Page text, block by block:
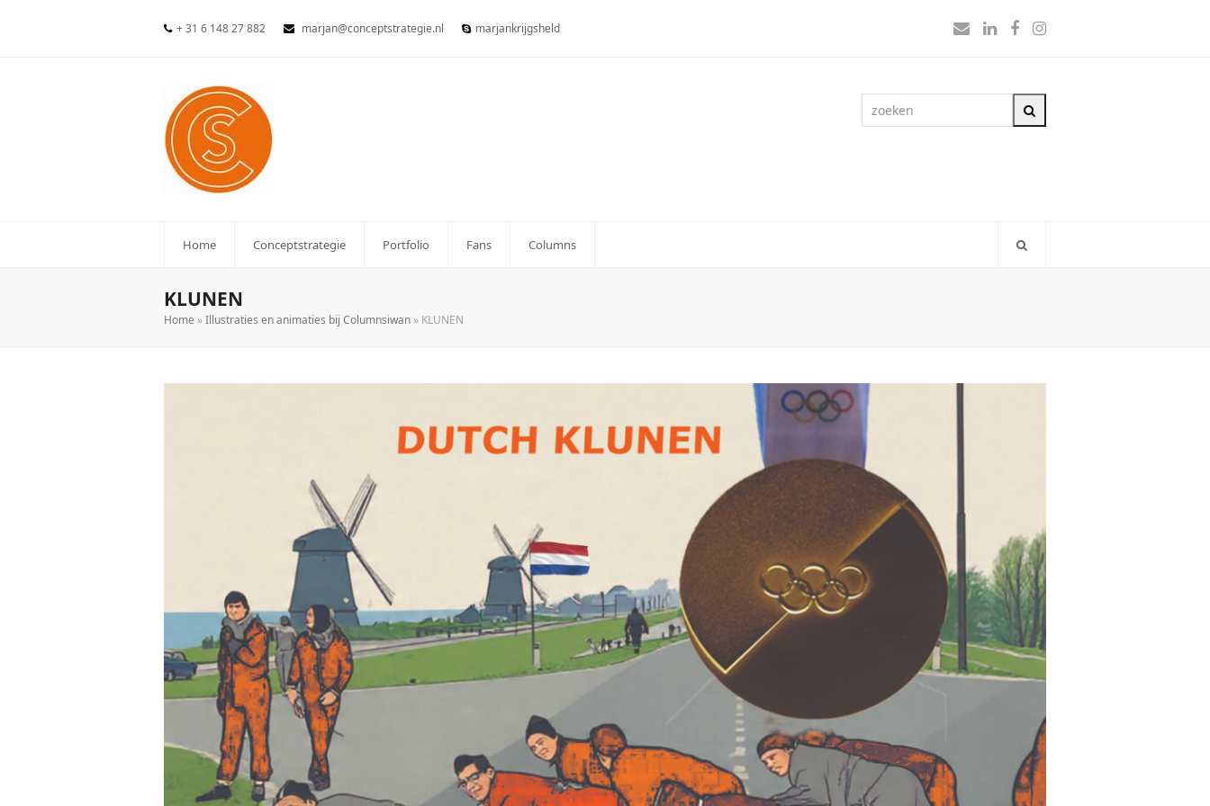
+ 31 6 148 27 882 marjan@conceptstrategie.nl marjankrijgsheld E- LinkedIn
Facebook
Instagram
zoeken
Home Conceptstrategie Portfolio Fans Columns
KLUNEN
Home »Illustraties en animaties bij Columnsiwan » KLUNEN